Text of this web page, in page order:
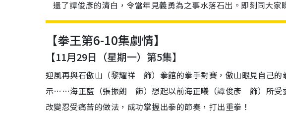
還了譚俊彥的清白，令當年見義勇為之事水落石出。即刻同大
【拳王第6-10集劇情】
【11月29日（星期一）第5集】
迎風再與石傲山（黎耀祥 飾）拳館的拳手對賽，傲山眼見自己
示……海正藍（張振朗 飾）想起以前海正曦（譚俊彥 飾）所受
改變忍受痛苦的做法，成功掌握出拳的節奏，打出重拳！